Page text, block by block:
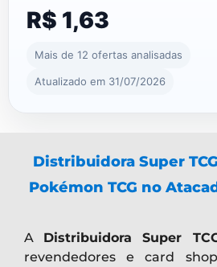
R$ 1,63
Mais de 12 ofertas analisadas
Atualizado em 31/07/2026
Distribuidora Super
Pokémon TCG no
A Distribuidora Super
revendedores e card